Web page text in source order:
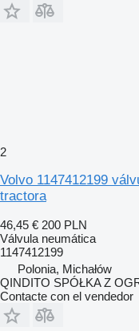
2
Volvo 1147412199
tractora
46,45 € 200 PLN
Válvula neumática
1147412199
Polonia, Michałów
QINDITO SPÓŁKA Z
Contacte con el vendedor